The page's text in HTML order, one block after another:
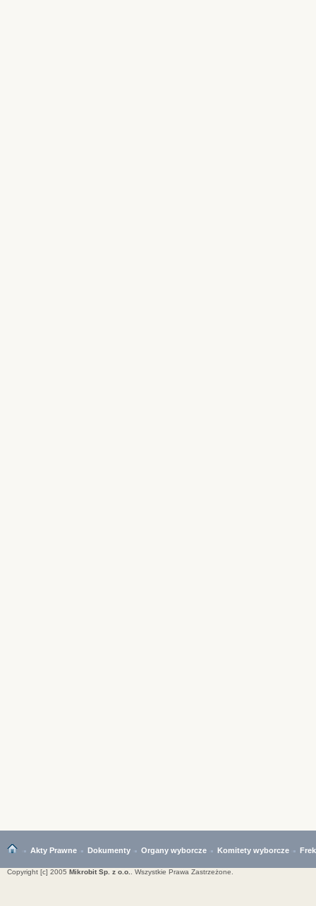
Akty Prawne Dokumenty Organy wyborcze Komitety wyborcze
Copyright [c] 2005 Mikrobit Sp. z o.o. . Wszystkie Prawa Zastrzeżone.